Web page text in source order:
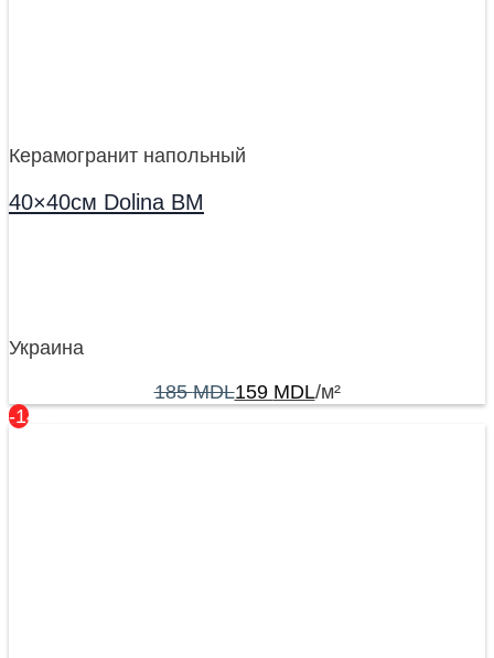
Керамогранит напольный
40×40см Dolina BM
Украина
185MDL159 MDL/м²
-14%